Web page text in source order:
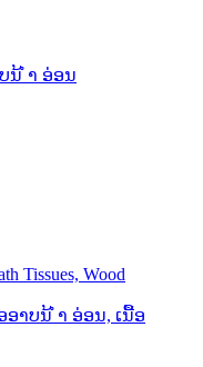
ນ້ ຳ ອ່ອນ
ອາບນ້ ຳ ອ່ອນ, ເນື້ອ